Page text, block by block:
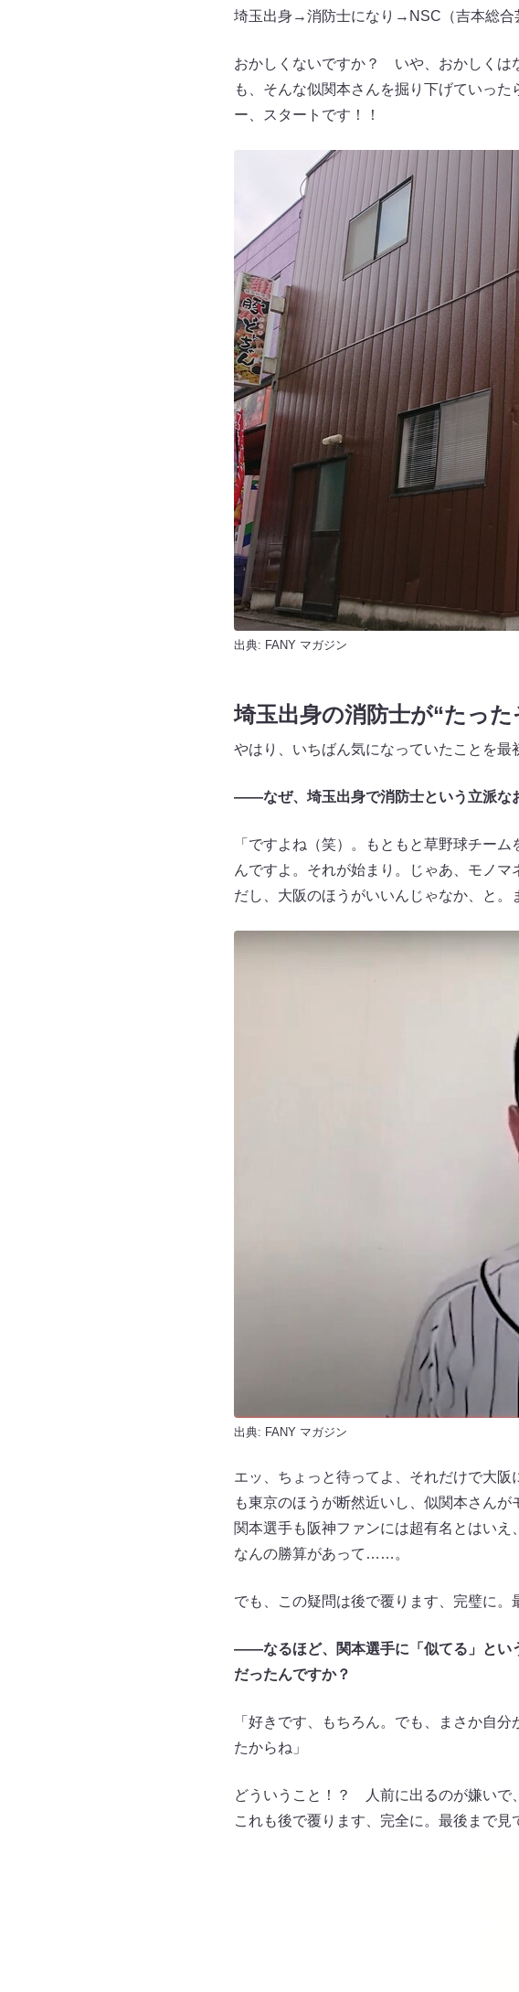
埼玉出身→消防士になり→NSC（吉本総合
おかしくないですか？ いや、おかしくは
も、そんな似関本さんを掘り下げていっ
ー、スタートです！！
出典: FANY マガジン
埼玉出身の消防士が“たっ
やはり、いちばん気になっていたことを最
――なぜ、埼玉出身で消防士という立派な
「ですよね（笑）。もともと草野球チー
んですよ。それが始まり。じゃあ、モノ
だし、大阪のほうがいいんじゃなか、と。
出典: FANY マガジン
エッ、ちょっと待ってよ、それだけで大
も東京のほうが断然近いし、似関本さん
関本選手も阪神ファンには超有名とはいえ
なんの勝算があって……。
でも、この疑問は後で覆ります、完璧に。
――なるほど、関本選手に「似てる」とい
だったんですか？
「好きです、もちろん。でも、まさか自
たからね」
どういうこと！？ 人前に出るのが嫌いで
これも後で覆ります、完全に。最後まで見